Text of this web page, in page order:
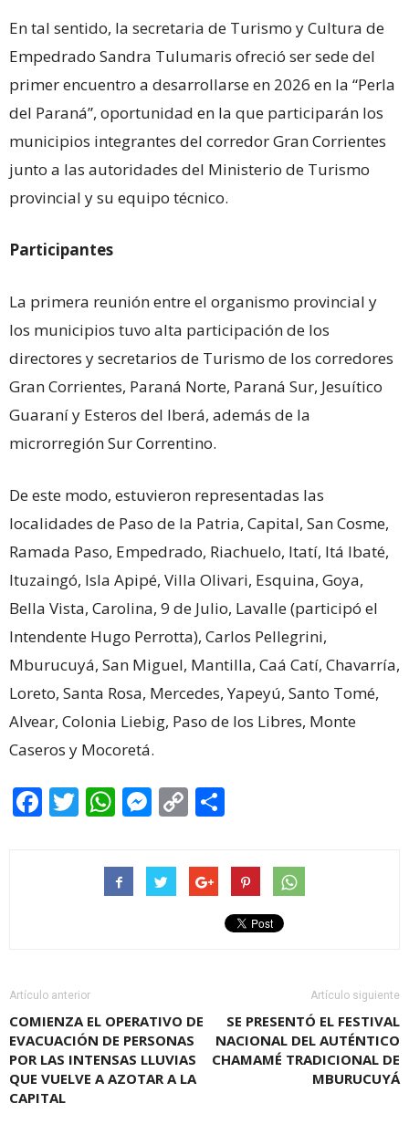
En tal sentido, la secretaria de Turismo y Cultura de
Empedrado Sandra Tulumaris ofreció ser sede del
primer encuentro a desarrollarse en 2026 en la “Perla
del Paraná”, oportunidad en la que participarán los
municipios integrantes del corredor Gran Corrientes
junto a las autoridades del Ministerio de Turismo
provincial y su equipo técnico.
Participantes
La primera reunión entre el organismo provincial y
los municipios tuvo alta participación de los
directores y secretarios de Turismo de los corredores
Gran Corrientes, Paraná Norte, Paraná Sur, Jesuítico
Guaraní y Esteros del Iberá, además de la
microrregión Sur Correntino.
De este modo, estuvieron representadas las
localidades de Paso de la Patria, Capital, San Cosme,
Ramada Paso, Empedrado, Riachuelo, Itatí, Itá Ibaté,
Ituzaingó, Isla Apipé, Villa Olivari, Esquina, Goya,
Bella Vista, Carolina, 9 de Julio, Lavalle (participó el
Intendente Hugo Perrotta), Carlos Pellegrini,
Mburucuyá, San Miguel, Mantilla, Caá Catí, Chavarría,
Loreto, Santa Rosa, Mercedes, Yapeyú, Santo Tomé,
Alvear, Colonia Liebig, Paso de los Libres, Monte
Caseros y Mocoretá.
Facebook
Twitter
WhatsApp
Messenger
Copy
Artículo anterior
COMIENZA EL OPERATIVO DE
EVACUACIÓN DE PERSONAS
POR LAS INTENSAS LLUVIAS
QUE VUELVE A AZOTAR A LA
CAPITAL
Artículo siguiente
SE PRESENTÓ EL FESTIVAL
NACIONAL DEL AUTÉNTICO
CHAMAMÉ TRADICIONAL DE
MBURUCUYÁ